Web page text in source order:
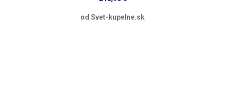
od Svet-kupelne.sk